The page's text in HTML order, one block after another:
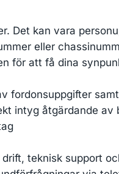
Det kan vara
eller
för att få dina
fordonsuppgifter
intyg åtgärdande av
teknisk support